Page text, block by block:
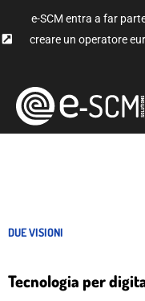
e-SCM entra a far
creare un operatore
DUE VISIONI
Tecnologia per